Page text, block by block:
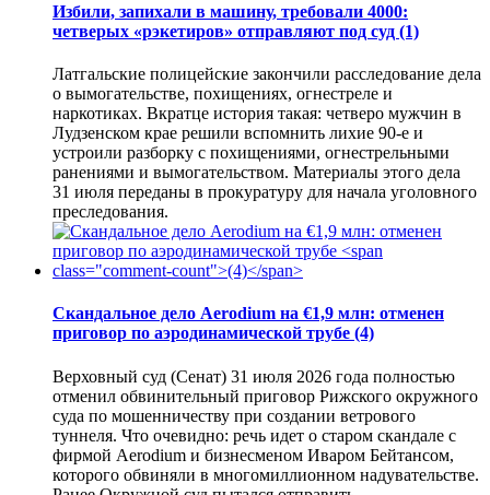
Избили, запихали в машину, требовали 4000:
четверых «рэкетиров» отправляют под суд (1)
Латгальские полицейские закончили расследование дела
о вымогательстве, похищениях, огнестреле и
наркотиках. Вкратце история такая: четверо мужчин в
Лудзенском крае решили вспомнить лихие 90-е и
устроили разборку с похищениями, огнестрельными
ранениями и вымогательством. Материалы этого дела
31 июля переданы в прокуратуру для начала уголовного
преследования.
Скандальное дело Aerodium на €1,9 млн: отменен
приговор по аэродинамической трубе (4)
Верховный суд (Сенат) 31 июля 2026 года полностью
отменил обвинительный приговор Рижского окружного
суда по мошенничеству при создании ветрового
туннеля. Что очевидно: речь идет о старом скандале с
фирмой Aerodium и бизнесменом Иваром Бейтансом,
которого обвиняли в многомиллионном надувательстве.